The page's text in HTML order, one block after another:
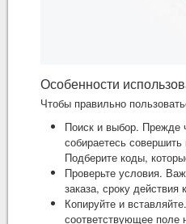
Особенности
Чтобы правильно
Поиск и выбор. Прежде
собираетесь
Подберите коды,
Проверьте условия.
заказа, сроку действия
Копируйте и
соответствующее поле